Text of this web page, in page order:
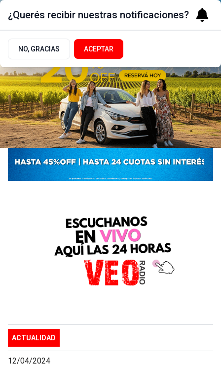
ACTUALIDAD
12/04/2024
¿Querés recibir nuestras notificaciones?
NO, GRACIAS ACEPTAR